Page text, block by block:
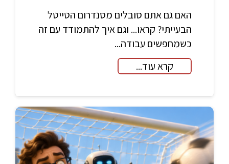
האם גם אתם סובלים מסנדרום הטייטל
הבעייתי? קראו... וגם איך להתמודד עם זה
כשמחפשים עבודה...
קרא עוד...